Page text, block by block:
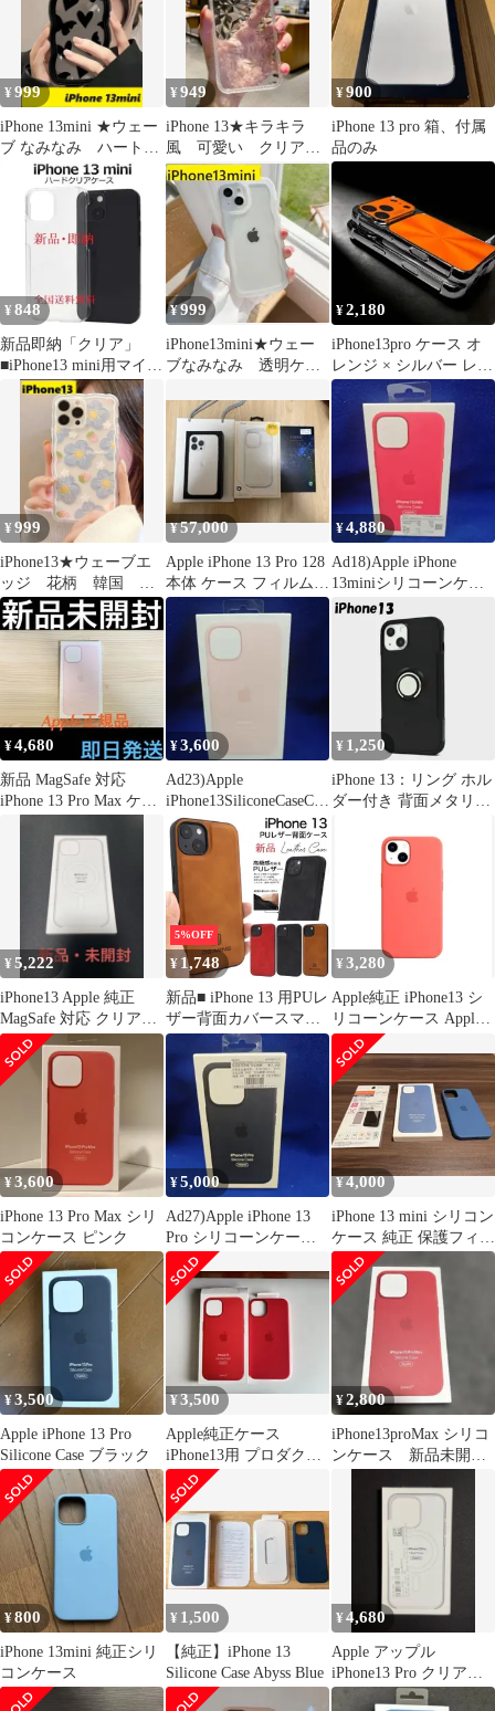
¥999
iPhone 13mini ★ウェー
ブ なみなみ ハート&
蝶々 iPhone
¥949
iPhone 13★キラキラ
風 可愛い クリア
iPhoneケース
¥900
iPhone 13 pro 箱、付属
品のみ
¥ 848
新品即納「クリア」
■iPhone13 mini用マイク
ロドット加工ハードケ
¥999
iPhone13mini★ウェー
ブなみなみ 透明ケー
¥2,180
iPhone13pro ケース オ
レンジ × シルバー レン
ズ フルカバー
¥999
iPhone13★ウェーブエ
ッジ 花柄 韓国 透
明ケース 可愛すぎる
¥57,000
Apple iPhone 13 Pro 128
本体 ケース フィルムセ
ット
¥4,880
Ad18)Apple iPhone
13miniシリコーンケー
ス RED
¥4,680
新品 MagSafe 対応
iPhone 13 Pro Max ケー
¥3,600
Ad23)Apple
iPhone13SiliconeCaseCha
lkPink
¥ 1,250
iPhone 13：リング ホル
ダー付き 背面メタリッ
¥5,222
iPhone13 Apple 純正
MagSafe 対応 クリアケ
ース
5%OFF
¥ 1,748
新品■ iPhone 13 用PUレ
ザー背面カバースマホ
ケース・ iPhone13
iPhone13 iPhone
iphone13 moac
¥ 3,280
Apple純正 iPhone13 シ
リコーンケース Apple
MagSafe対応
MM253FE/A アップル
純正正規品
¥3,600
iPhone 13 Pro Max シリ
コンケース ピンク
¥5,000
Ad27)Apple iPhone 13
Pro シリコーンケース
ミッドナイト
¥4,000
iPhone 13 mini シリコン
ケース 純正 保護フィル
ムセット
¥3,500
Apple iPhone 13 Pro
Silicone Case ブラック
¥3,500
Apple純正ケース
iPhone13用 プロダクト
レッド
¥2,800
iPhone13proMax シリコ
ンケース 新品未開
¥800
iPhone 13mini 純正シリ
コンケース
¥ 1,500
【純正】iPhone 13
Silicone Case Abyss Blue
¥4,680
Apple アップル
iPhone13 Pro クリアケ
ース 未開封 未使用品